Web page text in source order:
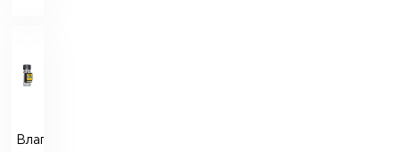
Влагомер